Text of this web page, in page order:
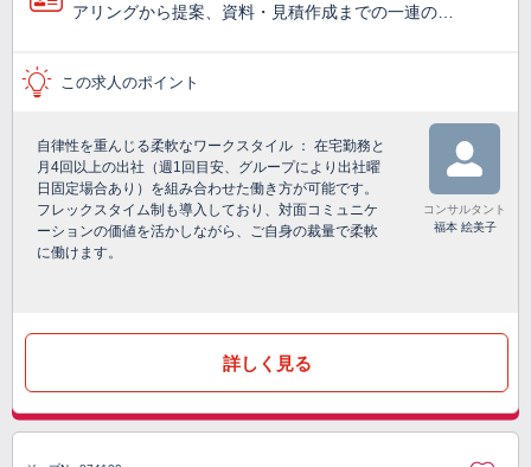
アリングから提案、資料・見積作成までの一連の…
この求人のポイント
自律性を重んじる柔軟なワークスタイル ： 在宅勤務と
月4回以上の出社（週1回目安、グループにより出社曜
日固定場合あり）を組み合わせた働き方が可能です。
フレックスタイム制も導入しており、対面コミュニケ
ーションの価値を活かしながら、ご自身の裁量で柔軟
に働けます。
コンサルタント
福本 絵美子
詳しく見る